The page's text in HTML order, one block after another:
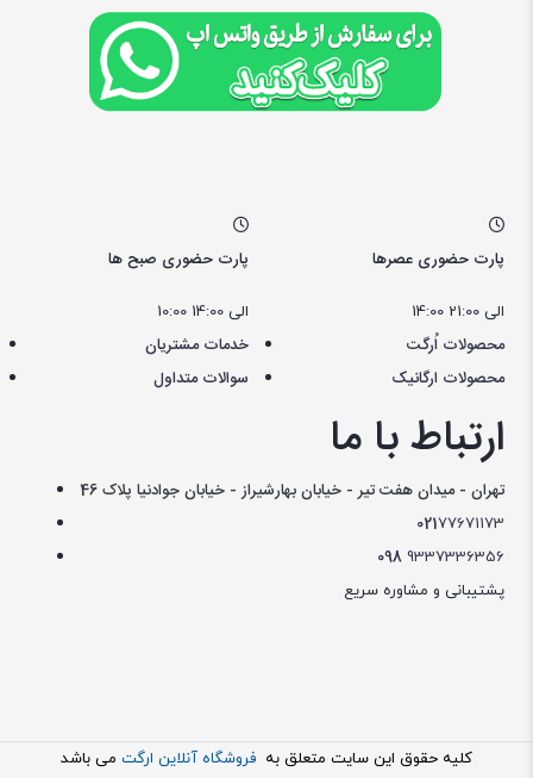
پارت حضوری صبح ها
10:00 الی 14:00
پارت حضوری عصرها
14:00 الی 21:00
خدمات مشتریان
سوالات متداول
محصولات اُرگت
محصولات ارگانیک
ارتباط با ما
تهران - میدان هفت تیر - خیابان بهارشیراز - خیابان جوادنیا پلاک 46
02177671173
098 9337336356
پشتیبانی و مشاوره سریع
کليه حقوق اين سايت متعلق به فروشگاه آنلاین ارگت می باشد